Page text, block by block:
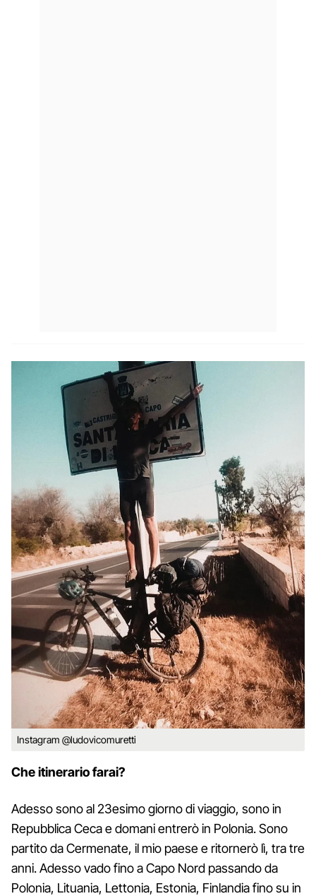
Instagram @ludovicomuretti
Che itinerario farai?
Adesso sono al 23esimo giorno di viaggio, sono in
Repubblica Ceca e domani entrerò in Polonia. Sono
partito da Cermenate, il mio paese e ritornerò lì, tra tre
anni. Adesso vado fino a Capo Nord passando da
Polonia, Lituania, Lettonia, Estonia, Finlandia fino su in